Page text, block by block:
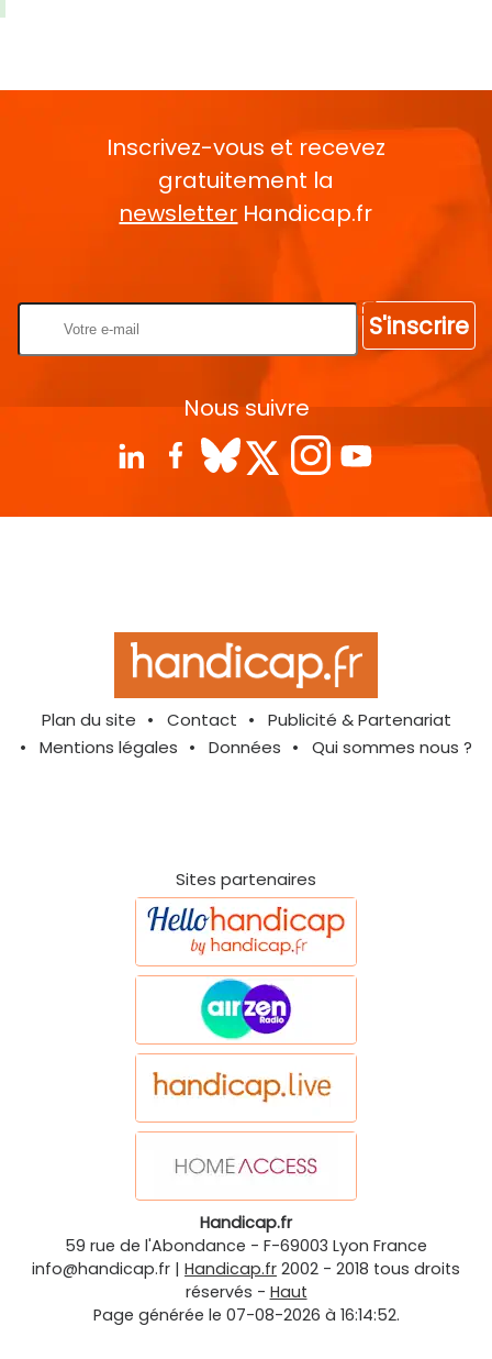
Inscrivez-vous et recevez
gratuitement la
newsletter Handicap.fr
S'inscrire
Nous suivre
Plan du site Contact
Publicité & Partenariat
Mentions légales
Données Qui sommes nous ?
Sites partenaires
Handicap.fr
59 rue de l'Abondance - F-69003 Lyon France
info@handicap.fr | Handicap.fr 2002 - 2018 tous droits
réservés - Haut
Page générée le 07-08-2026 à 16:14:52.